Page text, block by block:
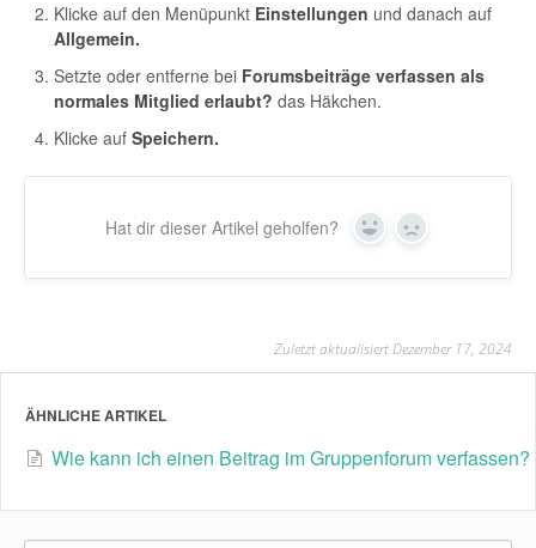
Klicke auf den Menüpunkt Einstellungen und danach auf
Allgemein.
Setzte oder entferne bei Forumsbeiträge verfassen als
normales Mitglied erlaubt? das Häkchen.
Klicke auf Speichern.
Hat dir dieser Artikel geholfen? Yes No
Zuletzt aktualisiert Dezember 17, 2024
ÄHNLICHE ARTIKEL
Wie kann ich einen Beitrag im Gruppenforum verfassen?